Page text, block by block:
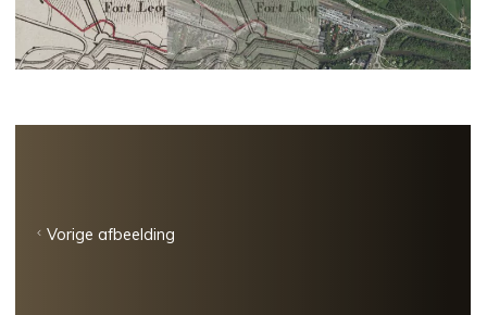
Vorige afbeelding